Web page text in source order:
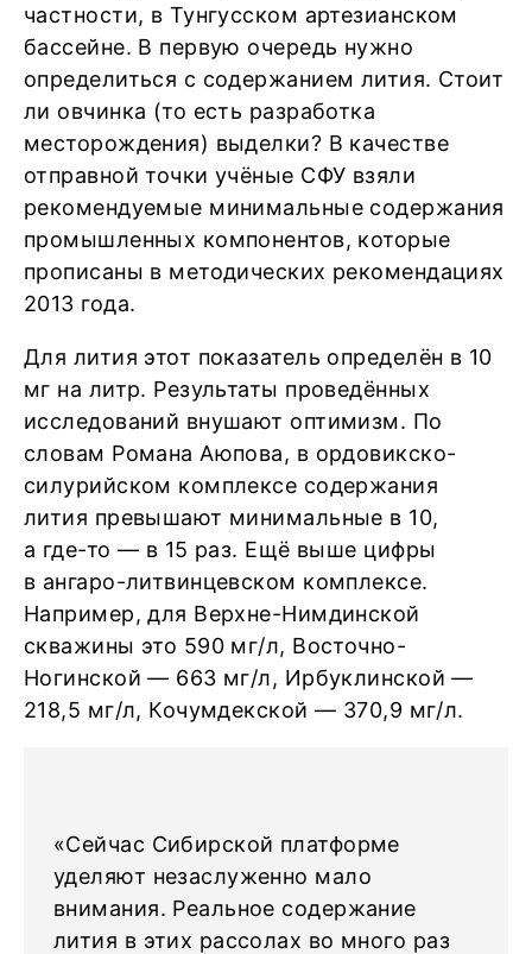
частности, в Тунгусском артезианском
бассейне. В первую очередь нужно
определиться с содержанием лития. Стоит
ли овчинка (то есть разработка
месторождения) выделки? В качестве
отправной точки учёные СФУ взяли
рекомендуемые минимальные содержания
промышленных компонентов, которые
прописаны в методических рекомендациях
2013 года.
Для лития этот показатель определён в 10
мг на литр. Результаты проведённых
исследований внушают оптимизм. По
словам Романа Аюпова, в ордовикско-
силурийском комплексе содержания
лития превышают минимальные в 10,
а где-то — в 15 раз. Ещё выше цифры
в ангаро-литвинцевском комплексе.
Например, для Верхне-Нимдинской
скважины это 590 мг/л, Восточно-
Ногинской — 663 мг/л, Ирбуклинской —
218,5 мг/л, Кочумдекской — 370,9 мг/л.
«Сейчас Сибирской платформе
уделяют незаслуженно мало
внимания. Реальное содержание
лития в этих рассолах во много раз